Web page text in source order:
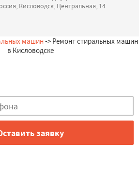
Кисловодск, Центральная, 14
машин-> Ремонт стиральных машин
в Кисловодске